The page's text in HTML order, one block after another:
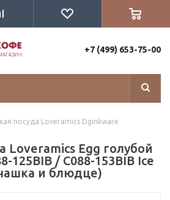
+7 (499) 653-75-00
посуда Loveramics Dginkware
Loveramics Egg голубой
125BIB / C088-153BIB Ice
и блюдце)